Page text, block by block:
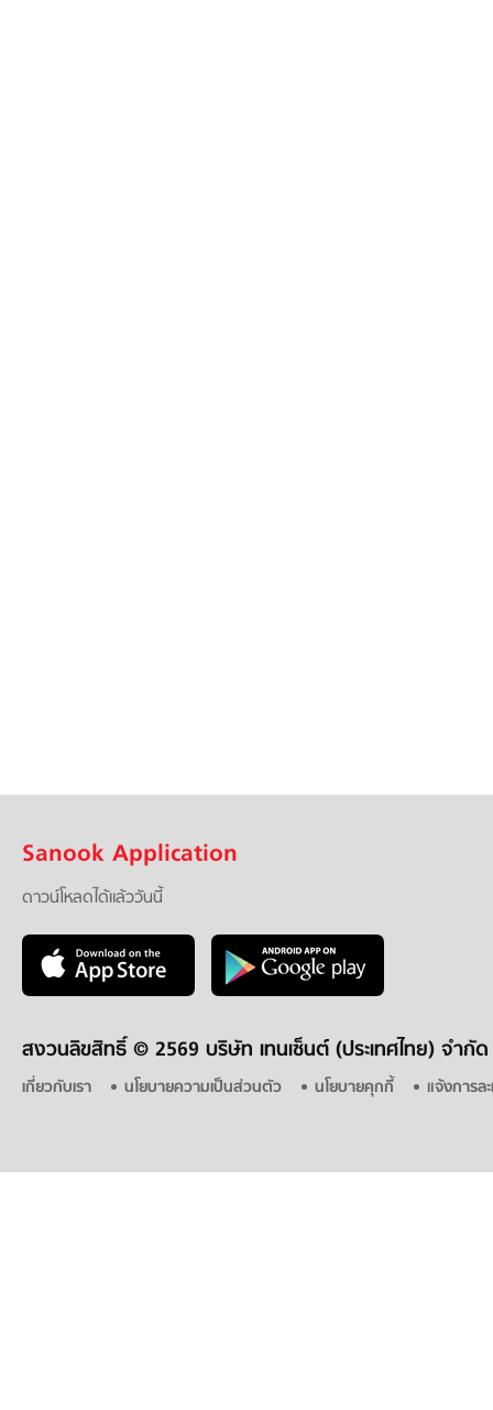
Sanook Application
ดาวน์โหลดได้แล้ววันนี้
สงวนลิขสิทธิ์ © 2569 บริษัท เทนเซ็นต์ (ประเทศไทย) จำกัด
เกี่ยวกับเรา นโยบายความเป็นส่วนตัว นโยบายคุกกี้ แจ้งการล